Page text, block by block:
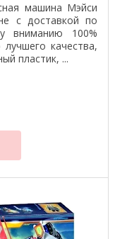
машина Мэйси
с доставкой по
вниманию 100%
качества,
пластик, ...